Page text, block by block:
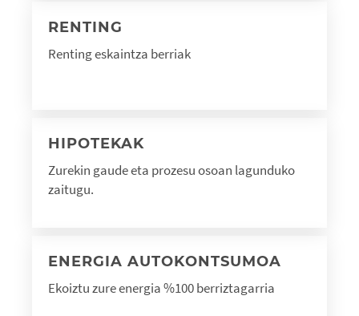
RENTING
Renting eskaintza berriak
HIPOTEKAK
Zurekin gaude eta prozesu osoan lagunduko
zaitugu.
ENERGIA AUTOKONTSUMOA
Ekoiztu zure energia %100 berriztagarria